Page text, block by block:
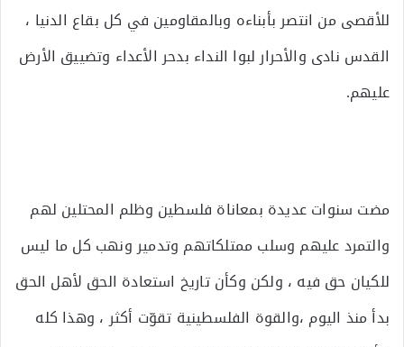
للأقصى من انتصر بأبناءه وبالمقاومين في كل بقاع الدنيا ،
القدس نادى والأحرار لبوا النداء بدحر الأعداء وتضييق الأرض
عليهم.
مضت سنوات عديدة بمعاناة فلسطين وظلم المحتلين لهم
والتمرد عليهم وسلب ممتلكاتهم وتدمير ونهب كل ما ليس
للكيان حق فيه ، ولكن وكأن تاريخ استعادة الحق لأهل الحق
بدأ منذ اليوم ،والقوة الفلسطينية تقوّت أكثر ، وهذا كله